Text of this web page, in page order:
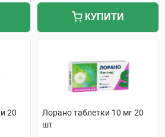
КУПИТИ
20
Лорано таблетки 10 мг 20
шт